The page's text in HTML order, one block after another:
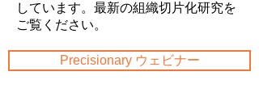
しています。最新の組織切片化研究を
ご覧ください。
Precisionary ウェビナー